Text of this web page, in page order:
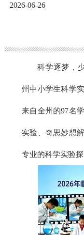
2026-06-26
科学逐梦，
州中小学生科学
来自全州的97名
实验、奇思妙想
专业的科学实验